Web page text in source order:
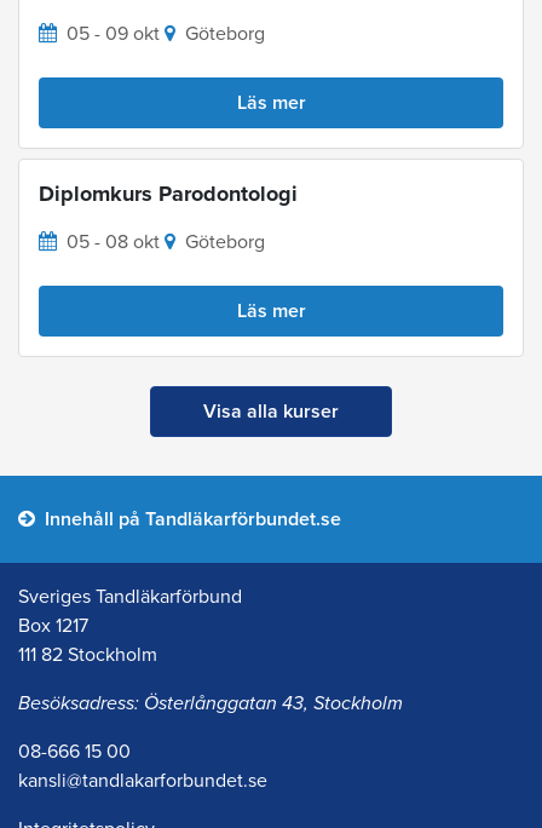
05 - 09 okt Göteborg
Läs mer
Diplomkurs Parodontologi
05 - 08 okt Göteborg
Läs mer
Visa alla kurser
Innehåll på Tandläkarförbundet.se
Sveriges Tandläkarförbund
Box 1217
111 82 Stockholm
Besöksadress: Österlånggatan 43, Stockholm
08-666 15 00
kansli@tandlakarforbundet.se